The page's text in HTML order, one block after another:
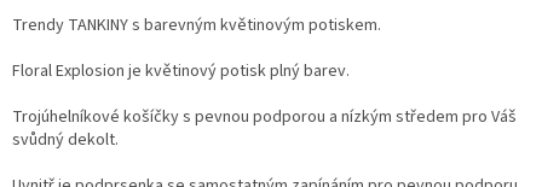
Trendy TANKINY s barevným květinovým potiskem.
Floral Explosion je květinový potisk plný barev.
Trojúhelníkové košíčky s pevnou podporou a nízkým středem pro Váš
svůdný dekolt.